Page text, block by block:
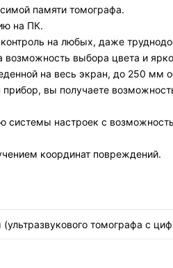
памяти томографа.
на ПК.
на любых, даже
выбора цвета и
на весь экран, до 250 мм
вы получаете
системы настроек с
координат повреждений.
томографа с